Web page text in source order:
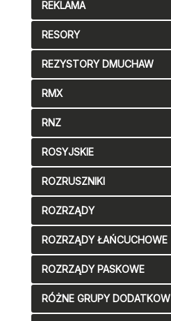
REKLAMA
RESORY
REZYSTORY DMUCHAW
RMX
RNZ
ROSYJSKIE
ROZRUSZNIKI
ROZRZĄDY
ROZRZĄDY ŁAŃCUCHOWE
ROZRZĄDY PASKOWE
RÓŻNE GRUPY DODATKOW